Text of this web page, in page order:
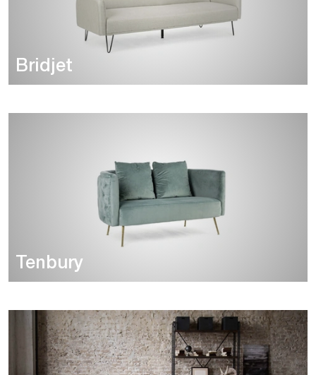
Bridjet
Tenbury